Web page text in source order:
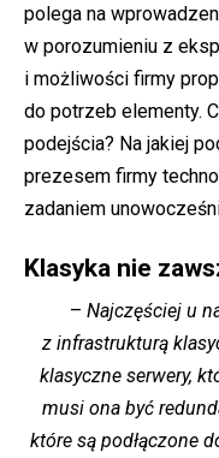
polega na
w porozumieniu z
i możliwości firmy
do potrzeb elementy.
podejścia? Na jakiej
prezesem firmy
zadaniem
Klasyka nie
– Najczęściej u
z infrastrukturą
klasyczne serwery,
musi ona być
które są podłączone